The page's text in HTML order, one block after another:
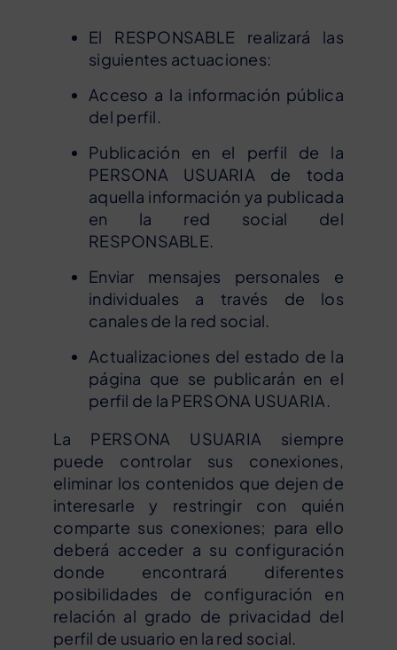
El RESPONSABLE realizará las
siguientes actuaciones:
Acceso a la información pública
del perfil.
Publicación en el perfil de la
PERSONA USUARIA de toda
aquella información ya publicada
en la red social del
RESPONSABLE.
Enviar mensajes personales e
individuales a través de los
canales de la red social.
Actualizaciones del estado de la
página que se publicarán en el
perfil de la PERSONA USUARIA.
La PERSONA USUARIA siempre
puede controlar sus conexiones,
eliminar los contenidos que dejen de
interesarle y restringir con quién
comparte sus conexiones; para ello
deberá acceder a su configuración
donde encontrará diferentes
posibilidades de configuración en
relación al grado de privacidad del
perfil de usuario en la red social.